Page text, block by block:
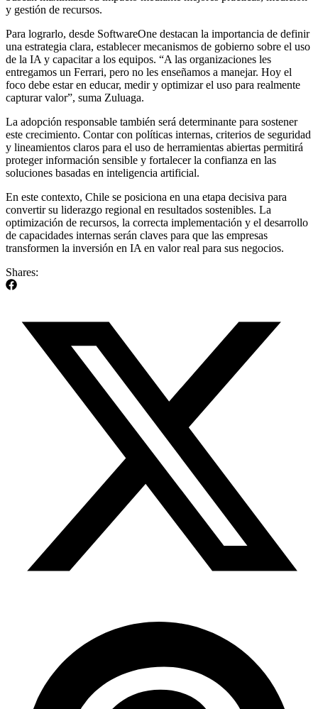
y gestión de recursos.
Para lograrlo, desde SoftwareOne destacan la importancia de definir
una estrategia clara, establecer mecanismos de gobierno sobre el uso
de la IA y capacitar a los equipos. “A las organizaciones les
entregamos un Ferrari, pero no les enseñamos a manejar. Hoy el
foco debe estar en educar, medir y optimizar el uso para realmente
capturar valor”, suma Zuluaga.
La adopción responsable también será determinante para sostener
este crecimiento. Contar con políticas internas, criterios de seguridad
y lineamientos claros para el uso de herramientas abiertas permitirá
proteger información sensible y fortalecer la confianza en las
soluciones basadas en inteligencia artificial.
En este contexto, Chile se posiciona en una etapa decisiva para
convertir su liderazgo regional en resultados sostenibles. La
optimización de recursos, la correcta implementación y el desarrollo
de capacidades internas serán claves para que las empresas
transformen la inversión en IA en valor real para sus negocios.
Shares: